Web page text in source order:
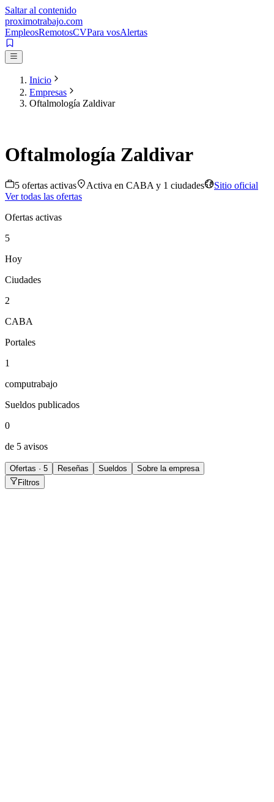
Saltar al contenido
proximotrabajo.com
EmpleosRemotosCVPara vosAlertas
Inicio
Empresas
Oftalmología Zaldivar
Oftalmología Zaldivar
5 ofertas activas Activa en CABA y 1 ciudades
Sitio oficial
Ver todas las ofertas
Ofertas activas
5
Hoy
Ciudades
2
CABA
Portales
1
computrabajo
Sueldos publicados
0
de 5 avisos
Ofertas · 5 Reseñas Sueldos
Sobre la empresa
Filtros